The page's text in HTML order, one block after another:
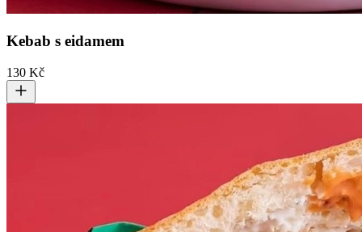
Kebab s eidamem
130 Kč